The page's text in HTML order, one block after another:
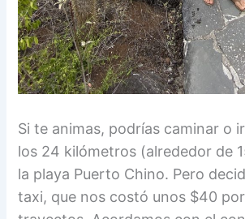
Si te animas, podrías caminar o
los 24 kilómetros (alrededor de
la playa Puerto Chino. Pero
taxi, que nos costó unos $40